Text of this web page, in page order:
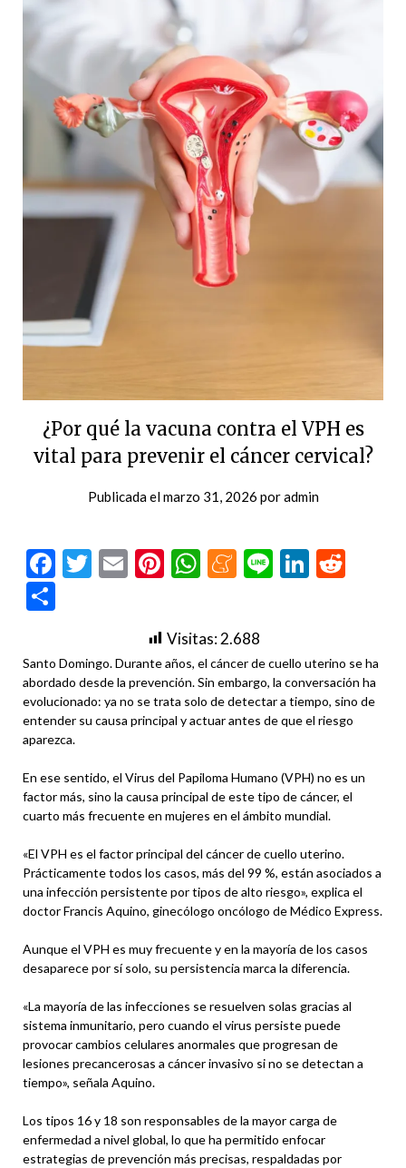
¿Por qué la vacuna contra el VPH es
vital para prevenir el cáncer cervical?
Publicada elmarzo 31, 2026 poradmin
Facebook
Twitter
EmailPinterest
WhatsApp
Meneame
Line
Visitas:2.688
Santo Domingo. Durante años, el cáncer de cuello uterino se ha
abordado desde la prevención. Sin embargo, la conversación ha
evolucionado: ya no se trata solo de detectar a tiempo, sino de
entender su causa principal y actuar antes de que el riesgo
aparezca.
En ese sentido, el Virus del Papiloma Humano (VPH) no es un
factor más, sino la causa principal de este tipo de cáncer, el
cuarto más frecuente en mujeres en el ámbito mundial.
«El VPH es el factor principal del cáncer de cuello uterino.
Prácticamente todos los casos, más del 99 %, están asociados a
una infección persistente por tipos de alto riesgo», explica el
doctor Francis Aquino, ginecólogo oncólogo de Médico Express.
Aunque el VPH es muy frecuente y en la mayoría de los casos
desaparece por sí solo, su persistencia marca la diferencia.
«La mayoría de las infecciones se resuelven solas gracias al
sistema inmunitario, pero cuando el virus persiste puede
provocar cambios celulares anormales que progresan de
lesiones precancerosas a cáncer invasivo si no se detectan a
tiempo», señala Aquino.
Los tipos 16 y 18 son responsables de la mayor carga de
enfermedad a nivel global, lo que ha permitido enfocar
estrategias de prevención más precisas, respaldadas por